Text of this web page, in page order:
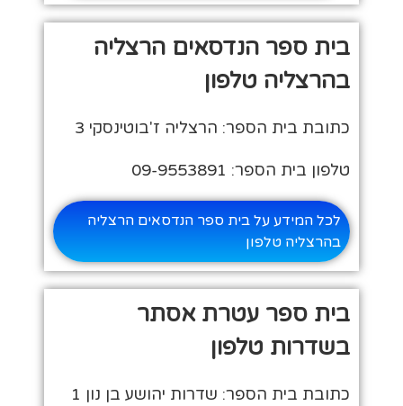
בית ספר הנדסאים הרצליה
בהרצליה טלפון
כתובת בית הספר: הרצליה ז'בוטינסקי 3
טלפון בית הספר: 09-9553891
לכל המידע על בית ספר הנדסאים הרצליה
בהרצליה טלפון
בית ספר עטרת אסתר
בשדרות טלפון
כתובת בית הספר: שדרות יהושע בן נון 1